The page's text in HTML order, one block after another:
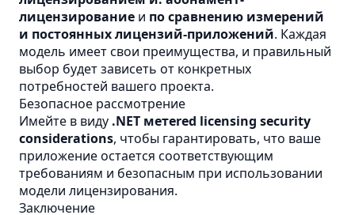
лицензирование и по сравнению измерений
и постоянных лицензий-приложений. Каждая
модель имеет свои преимущества, и правильный
выбор будет зависеть от конкретных
потребностей вашего проекта.
Безопасное рассмотрение
Имейте в виду .NET метered licensing security
considerations, чтобы гарантировать, что ваше
приложение остается соответствующим
требованиям и безопасным при использовании
модели лицензирования.
Заключение